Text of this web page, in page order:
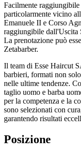
Facilmente
particolarmente vicino
Emanuele II e Corso
raggiungibile dall'Uscita
La prenotazione può
Zetabarber.
Il team di Esse Haircut
barbieri, formati non
nelle ultime tendenze.
taglio uomo e barba
per la competenza e la
sono selezionati con
garantendo risultati
Posizione